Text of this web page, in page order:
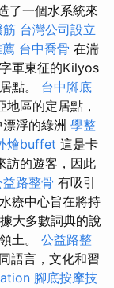
了一個水系統來
筋 台灣公司設立
台中喬骨 在湍
軍東征的Kilyos
點。 台中腳底
區的定居點，
浮的綠洲 學整
燴buffet 這是卡
訪的遊客，因此
益路整骨 有吸引
療中心旨在將持
大多數詞典的說
土。 公益路整
語言，文化和習
腳底按摩技